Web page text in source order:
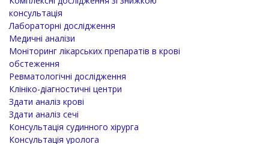
консультація
Лабораторні дослідження
Медичні аналізи
Моніторинг лікарських препаратів в крові
обстеження
Ревматологічні дослідження
Клініко-діагностичні центри
Здати аналіз крові
Здати аналіз сечі
Консультація судинного хірурга
Консультація уролога